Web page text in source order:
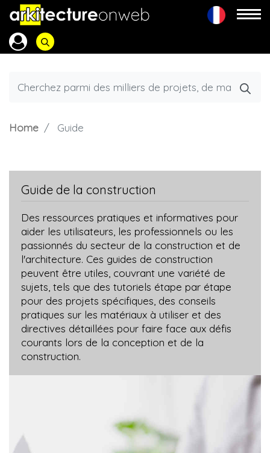
Home Guide
Guide de la construction
Des ressources pratiques et informatives pour
aider les utilisateurs, les professionnels ou les
passionnés du secteur de la construction et de
l'architecture. Ces guides de construction
peuvent être utiles, couvrant une variété de
sujets, tels que des tutoriels étape par étape
pour des projets spécifiques, des conseils
pratiques sur les matériaux à utiliser et des
directives détaillées pour faire face aux défis
courants lors de la conception et de la
construction.